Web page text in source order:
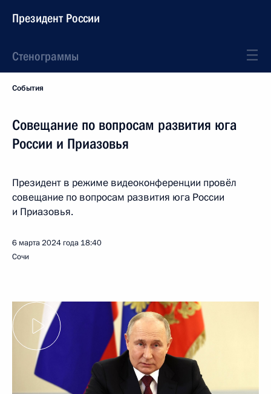
Президент России
Стенограммы
События
Совещание по вопросам развития юга
России и Приазовья
Президент в режиме видеоконференции провёл
совещание по вопросам развития юга России
и Приазовья.
6 марта 2024 года 18:40
Сочи